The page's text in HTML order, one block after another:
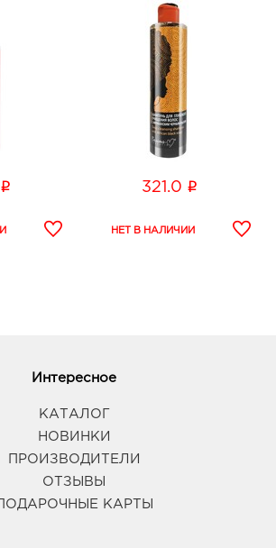
i 321.0 i
Интересное
КАТАЛОГ
НОВИНКИ
ПРОИЗВОДИТЕЛИ
ОТЗЫВЫ
ПОДАРОЧНЫЕ КАРТЫ